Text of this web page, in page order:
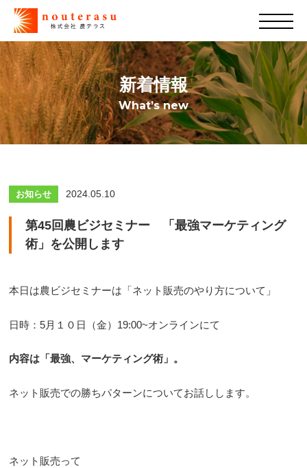
新着情報
What’s new
お知らせ 2024.05.10
第45回農ビジセミナー 「最強マーケティング
術」を公開します
本日は農ビジセミナーは「ネット販売のやり方について」
日時：5月１０日（金）19:00~オンラインにて
内容は「最強、マーケティング術」。
ネット販売での勝ちパターンについてお話しします。
ネット販売って